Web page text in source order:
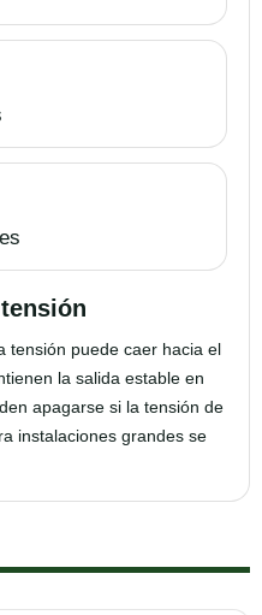
tensión puede caer hacia el
la salida estable en
apagarse si la tensión de
instalaciones grandes se